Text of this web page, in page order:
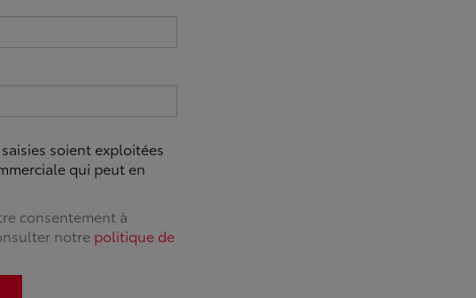
soient exploitées
qui peut en
consentement à
notre politique de